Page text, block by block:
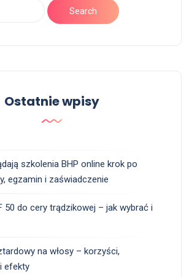
Ostatnie wpisy
szkolenia BHP online krok po
egzamin i zaświadczenie
50 do cery trądzikowej – jak wybrać i
na włosy – korzyści,
efekty